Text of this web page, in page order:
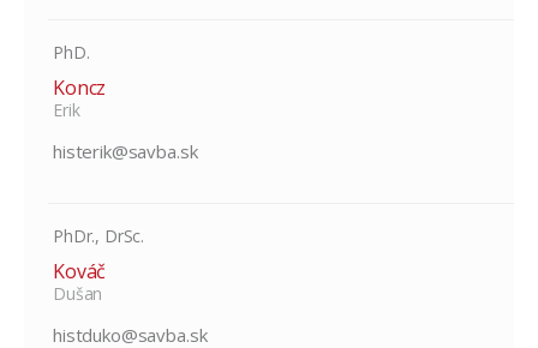
PhD.
Koncz
Erik
histerik@savba.sk
PhDr., DrSc.
Kováč
Dušan
histduko@savba.sk